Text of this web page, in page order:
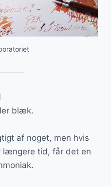
blæk.
af noget, men hvis
længere tid, får det en